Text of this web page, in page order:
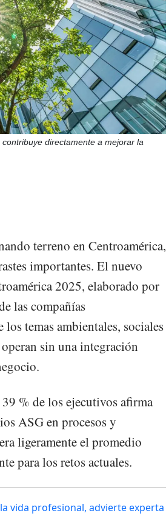
directamente a mejorar la
terreno en Centroamérica,
importantes. El nuevo
2025, elaborado por
las compañías
temas ambientales, sociales
sin una integración
% de los ejecutivos afirma
ASG en procesos y
ligeramente el promedio
para los retos actuales.
vida profesional, advierte experta